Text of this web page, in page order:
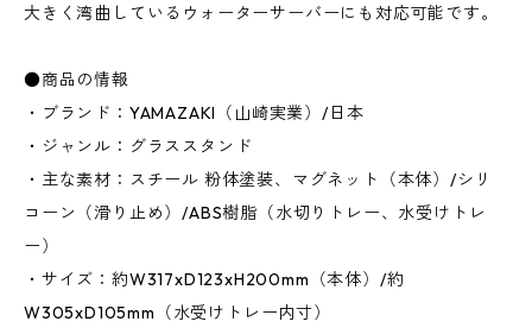
大きく湾曲しているウォーターサーバーにも対応可能です。
●商品の情報
・ブランド：YAMAZAKI（山崎実業）/日本
・ジャンル：グラススタンド
・主な素材：スチール 粉体塗装、マグネット（本体）/シリ
コーン（滑り止め）/ABS樹脂（水切りトレー、水受けトレ
ー）
・サイズ：約W317xD123xH200mm（本体）/約
W305xD105mm（水受けトレー内寸）